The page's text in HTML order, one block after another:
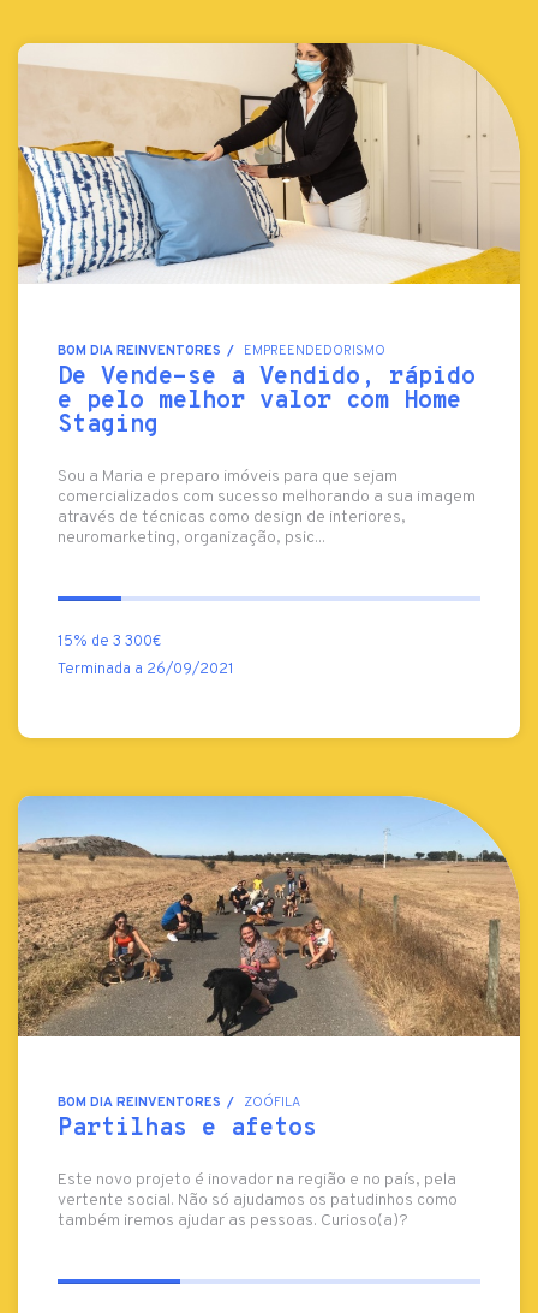
BOM DIA REINVENTORES EMPREENDEDORISMO
De Vende-se a Vendido, rápido
e pelo melhor valor com Home
Staging
Sou a Maria e preparo imóveis para que sejam
comercializados com sucesso melhorando a sua imagem
através de técnicas como design de interiores,
neuromarketing, organização, psic...
15% de 3 300€
Terminada a 26/09/2021
BOM DIA REINVENTORES ZOÓFILA
Partilhas e afetos
Este novo projeto é inovador na região e no país, pela
vertente social. Não só ajudamos os patudinhos como
também iremos ajudar as pessoas. Curioso(a)?